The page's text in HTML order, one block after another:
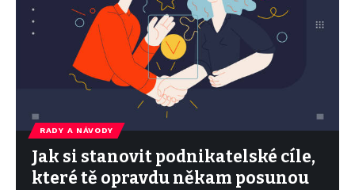
RADY A NÁVODY
Jak si stanovit podnikatelské cíle,
které tě opravdu někam posunou